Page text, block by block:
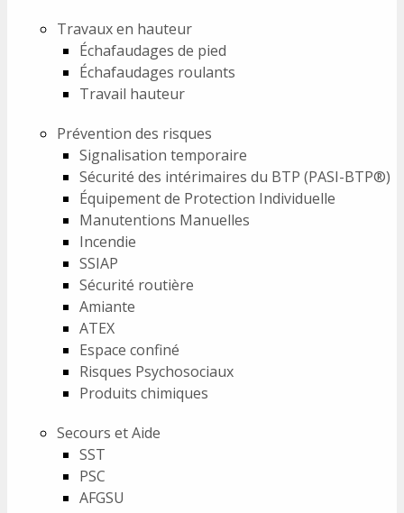
Travaux en hauteur
Échafaudages de pied
Échafaudages roulants
Travail hauteur
Prévention des risques
Signalisation temporaire
Sécurité des intérimaires du BTP (PASI-BTP®)
Équipement de Protection Individuelle
Manutentions Manuelles
Incendie
SSIAP
Sécurité routière
Amiante
ATEX
Espace confiné
Risques Psychosociaux
Produits chimiques
Secours et Aide
SST
PSC
AFGSU